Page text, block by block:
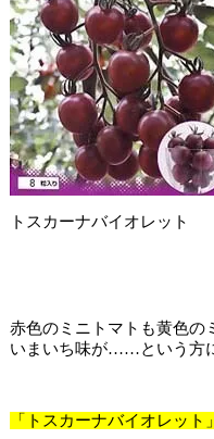
トスカーナバイオレット
赤色のミニトマトも黄色の
いまいち味が……という方
「トスカーナバイオレット